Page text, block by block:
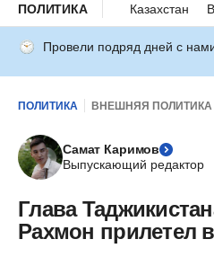
ПОЛИТИКА Казахстан
Провели подряд дней с
ПОЛИТИКА ВНЕШНЯЯ ПОЛИТИКА
Самат Каримов
Выпускающий редактор
Глава
Рахмон прилетел